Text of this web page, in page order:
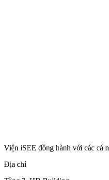
Viện iSEE đồng hành với các cá
Địa chỉ